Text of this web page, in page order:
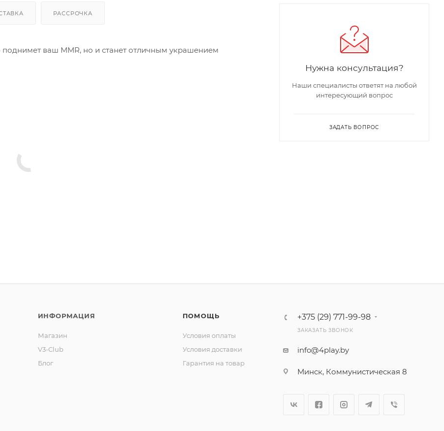
РАССРОЧКА
ваш MMR, но и станет отличным украшением
Нужна консультация?
Наши специалисты ответят на любой
интересующий вопрос
ЗАДАТЬ ВОПРОС
ИНФОРМАЦИЯ
Магазин
V3-Club
Блог
ПОМОЩЬ
Условия оплаты
Условия доставки
Гарантия на товар
+375 (29) 771-99-98
ЗАКАЗАТЬ ЗВОНОК
info@4play.by
Минск, Коммунистическая 8